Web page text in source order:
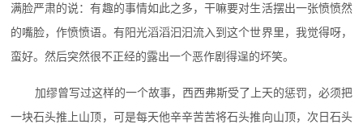
满脸严肃的说：有趣的事情如此之多，干嘛要对生活摆出一张愤愤然
的嘴脸，作愤愤语。有阳光滔滔汩汩流入到这个世界里，我觉得呀，
蛮好。然后突然很不正经的露出一个恶作剧得逞的坏笑。
加缪曾写过这样的一个故事，西西弗斯受了上天的惩罚，必须把
一块石头推上山顶，可是每天他辛辛苦苦将石头推向山顶，次日石头